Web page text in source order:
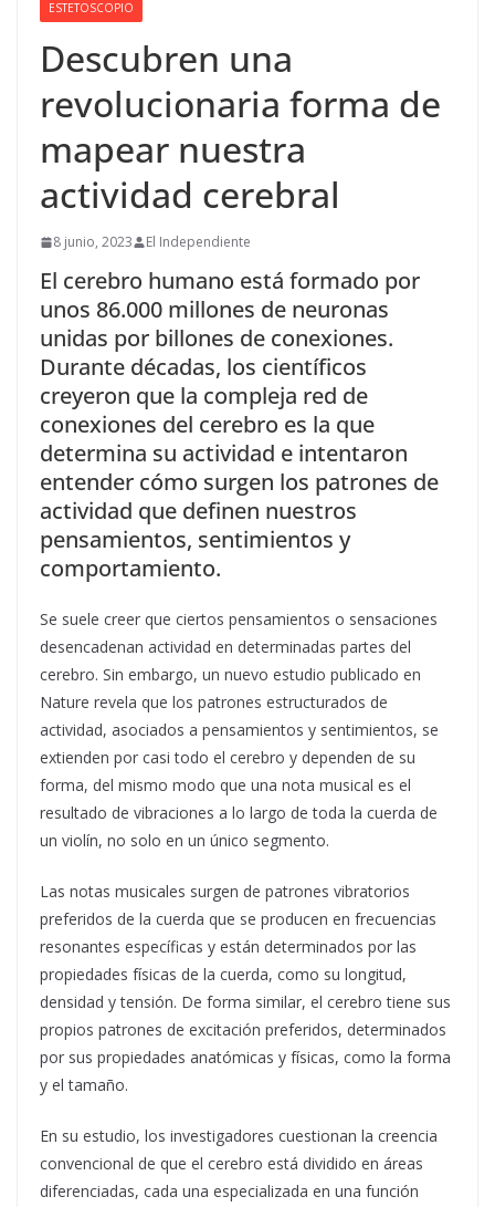
ESTETOSCOPIO
Descubren una
revolucionaria forma de
mapear nuestra
actividad cerebral
8 junio, 2023 El Independiente
El cerebro humano está formado por
unos 86.000 millones de neuronas
unidas por billones de conexiones.
Durante décadas, los científicos
creyeron que la compleja red de
conexiones del cerebro es la que
determina su actividad e intentaron
entender cómo surgen los patrones de
actividad que definen nuestros
pensamientos, sentimientos y
comportamiento.
Se suele creer que ciertos pensamientos o sensaciones
desencadenan actividad en determinadas partes del
cerebro. Sin embargo, un nuevo estudio publicado en
Nature revela que los patrones estructurados de
actividad, asociados a pensamientos y sentimientos, se
extienden por casi todo el cerebro y dependen de su
forma, del mismo modo que una nota musical es el
resultado de vibraciones a lo largo de toda la cuerda de
un violín, no solo en un único segmento.
Las notas musicales surgen de patrones vibratorios
preferidos de la cuerda que se producen en frecuencias
resonantes específicas y están determinados por las
propiedades físicas de la cuerda, como su longitud,
densidad y tensión. De forma similar, el cerebro tiene sus
propios patrones de excitación preferidos, determinados
por sus propiedades anatómicas y físicas, como la forma
y el tamaño.
En su estudio, los investigadores cuestionan la creencia
convencional de que el cerebro está dividido en áreas
diferenciadas, cada una especializada en una función